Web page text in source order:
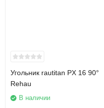
Угольник rautitan PX 16 90°
Rehau
В наличии